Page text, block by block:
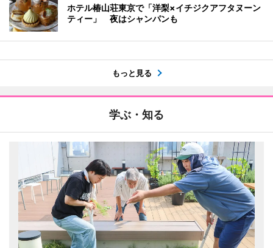
ホテル椿山荘東京で「洋梨×イチジクアフタヌーン
ティー」 夜はシャンパンも
もっと見る
学ぶ・知る